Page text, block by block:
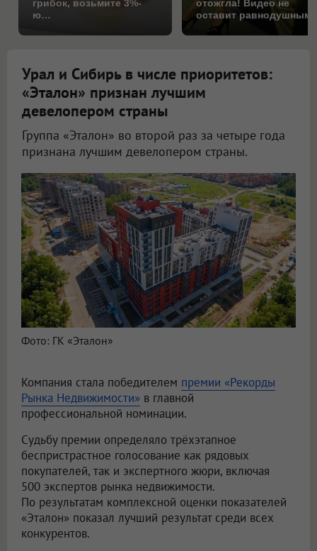
грибок, возьмите 3%-
ю…
отожгла! Видео не
оставит равнодушным
Урал и Сибирь в числе приоритетов:
«Эталон» признан лучшим
девелопером страны
Группа «Эталон» во второй раз за четыре года
признана лучшим девелопером страны.
Фото: ГК «Эталон»
Компания стала победителем премии «Рекорды
Рынка Недвижимости» в главной
профессиональной номинации.
Судьбу премии определяло трёхэтапное
беспристрастное голосование как рядовых
покупателей, так и экспертного жюри, включая
500 экспертов рынка недвижимости.
По результатам комплексной оценки показателей
«Эталон» показал лучший результат среди всех
конкурентов.